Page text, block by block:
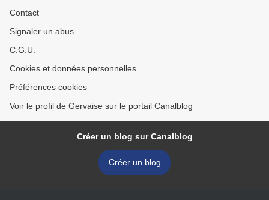
Contact
Signaler un abus
C.G.U.
Cookies et données personnelles
Préférences cookies
Voir le profil de Gervaise sur le portail Canalblog
Créer un blog sur Canalblog
Créer un blog